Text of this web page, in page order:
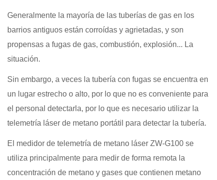
Generalmente la mayoría de las tuberías de gas en los
barrios antiguos están corroídas y agrietadas, y son
propensas a fugas de gas, combustión, explosión... La
situación.
Sin embargo, a veces la tubería con fugas se encuentra en
un lugar estrecho o alto, por lo que no es conveniente para
el personal detectarla, por lo que es necesario utilizar la
telemetría láser de metano portátil para detectar la tubería.
El medidor de telemetría de metano láser ZW-G100 se
utiliza principalmente para medir de forma remota la
concentración de metano y gases que contienen metano